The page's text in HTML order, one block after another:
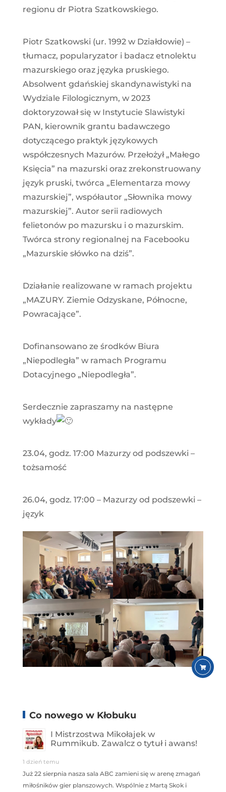
regionu dr Piotra Szatkowskiego.
Piotr Szatkowski (ur. 1992 w Działdowie) –
tłumacz, popularyzator i badacz etnolektu
mazurskiego oraz języka pruskiego.
Absolwent gdańskiej skandynawistyki na
Wydziale Filologicznym, w 2023
doktoryzował się w Instytucie Slawistyki
PAN, kierownik grantu badawczego
dotyczącego praktyk językowych
współczesnych Mazurów. Przełożył „Małego
Księcia” na mazurski oraz zrekonstruowany
język pruski, twórca „Elementarza mowy
mazurskiej”, współautor „Słownika mowy
mazurskiej”. Autor serii radiowych
felietonów po mazursku i o mazurskim.
Twórca strony regionalnej na Facebooku
„Mazurskie słówko na dziś”.
Działanie realizowane w ramach projektu
„MAZURY. Ziemie Odzyskane, Północne,
Powracające”.
Dofinansowano ze środków Biura
„Niepodległa” w ramach Programu
Dotacyjnego „Niepodległa”.
Serdecznie zapraszamy na następne
wykłady
23.04, godz. 17:00 Mazurzy od podszewki –
tożsamość
26.04, godz. 17:00 – Mazurzy od podszewki –
język
Co nowego w Kłobuku
I Mistrzostwa Mikołajek w
Rummikub. Zawalcz o tytuł i awans!
1 dzień temu
Już 22 sierpnia nasza sala ABC zamieni się w arenę zmagań
miłośników gier planszowych. Wspólnie z Martą Skok i